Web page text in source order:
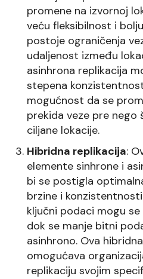
promene na izvornoj
veću fleksibilnost i
postoje ograničenja
udaljenost između
asinhrona replikacija
stepena
mogućnost da se
prekida veze pre nego
ciljane lokacije.
Hibridna replikacija:
elemente sinhrone i
bi se postigla
brzine i
ključni podaci mogu
dok se manje bitni
asinhrono. Ova
omogućava
replikaciju svojim